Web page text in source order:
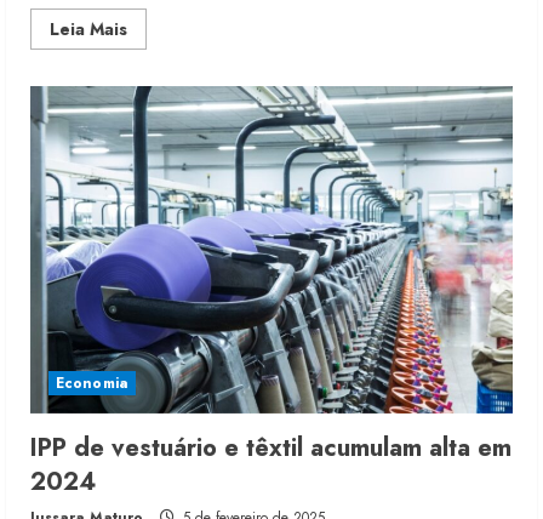
Leia MaisRead
more
de
janeiro
deixam
cenário
nublado
Economia
IPP de vestuário e têxtil acumulam alta em
2024